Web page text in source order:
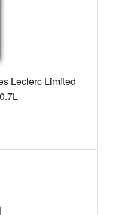
Leclerc Limited